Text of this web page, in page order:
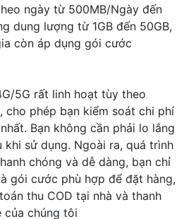
ngày từ 500MB/Ngày đến
dung lượng từ 1GB đến 50GB,
còn áp dụng gói cước
5G rất linh hoạt tùy theo
cho phép bạn kiểm soát chi phí
Bạn không cần phải lo lắng
khi sử dụng. Ngoài ra, quá trình
chóng và dễ dàng, bạn chỉ
gói cước phù hợp để đặt hàng,
thu COD tại nhà và thanh
của chúng tôi